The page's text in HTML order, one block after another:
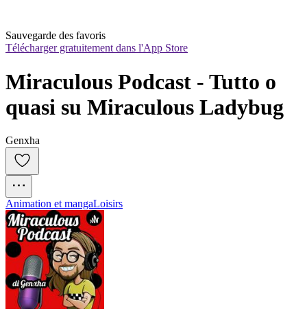
Sauvegarde des favoris
Télécharger gratuitement dans l'App Store
Miraculous Podcast - Tutto o
quasi su Miraculous Ladybug
Genxha
Animation et mangaLoisirs